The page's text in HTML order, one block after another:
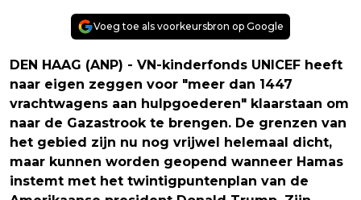
Voeg toe als voorkeursbron op Google
DEN HAAG (ANP) - VN-kinderfonds UNICEF heeft
naar eigen zeggen voor "meer dan 1447
vrachtwagens aan hulpgoederen" klaarstaan om
naar de Gazastrook te brengen. De grenzen van
het gebied zijn nu nog vrijwel helemaal dicht,
maar kunnen worden geopend wanneer Hamas
instemt met het twintigpuntenplan van de